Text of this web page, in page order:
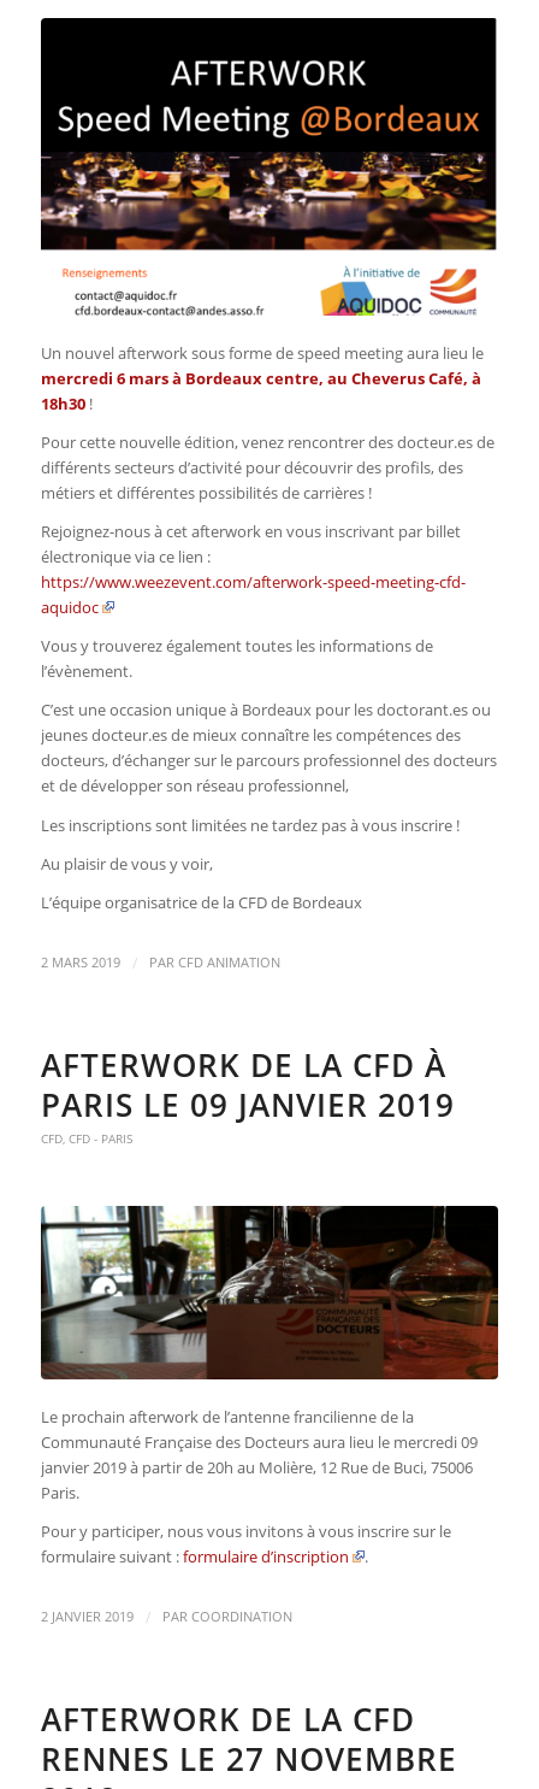
Un nouvel afterwork sous forme de speed meeting aura lieu le
mercredi 6 mars à Bordeaux centre, au Cheverus Café, à
18h30!
Pour cette nouvelle édition, venez rencontrer des docteur.es de
différents secteurs d’activité pour découvrir des profils, des
métiers et différentes possibilités de carrières !
Rejoignez-nous à cet afterwork en vous inscrivant par billet
électronique via ce lien :
https://www.weezevent.com/afterwork-speed-meeting-cfd-
aquidoc
Vous y trouverez également toutes les informations de
l’évènement.
C’est une occasion unique à Bordeaux pour les doctorant.es ou
jeunes docteur.es de mieux connaître les compétences des
docteurs, d’échanger sur le parcours professionnel des docteurs
et de développer son réseau professionnel,
Les inscriptions sont limitées ne tardez pas à vous inscrire !
Au plaisir de vous y voir,
L’équipe organisatrice de la CFD de Bordeaux
2 MARS 2019 / PAR CFD ANIMATION
AFTERWORK DE LA CFD À
PARIS LE 09 JANVIER 2019
CFD, CFD - PARIS
Le prochain afterwork de l’antenne francilienne de la
Communauté Française des Docteurs aura lieu le mercredi 09
janvier 2019 à partir de 20h au Molière, 12 Rue de Buci, 75006
Paris.
Pour y participer, nous vous invitons à vous inscrire sur le
formulaire suivant :formulaire d’inscription .
2 JANVIER 2019 / PAR COORDINATION
AFTERWORK DE LA CFD
RENNES LE 27 NOVEMBRE